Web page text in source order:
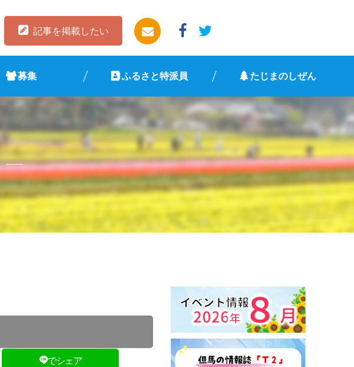
記事を掲載したい
募集 ふるさと特派員 たじまのしぜん
でシェア